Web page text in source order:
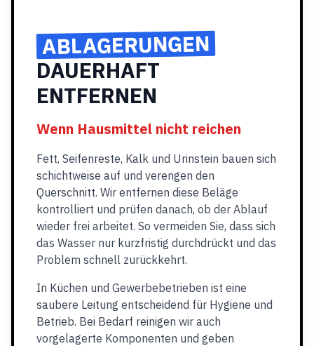
ABLAGERUNGEN
DAUERHAFT
ENTFERNEN
Wenn Hausmittel nicht reichen
Fett, Seifenreste, Kalk und Urinstein bauen sich
schichtweise auf und verengen den
Querschnitt. Wir entfernen diese Beläge
kontrolliert und prüfen danach, ob der Ablauf
wieder frei arbeitet. So vermeiden Sie, dass sich
das Wasser nur kurzfristig durchdrückt und das
Problem schnell zurückkehrt.
In Küchen und Gewerbebetrieben ist eine
saubere Leitung entscheidend für Hygiene und
Betrieb. Bei Bedarf reinigen wir auch
vorgelagerte Komponenten und geben